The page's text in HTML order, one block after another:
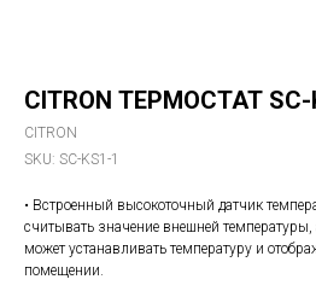
CITRON ТЕРМОСТАТ SC-
CITRON
SKU: SC-KS1-1
• Встроенный высокоточный датчик
считывать значение внешней температуры,
может устанавливать температуру и
помещении.